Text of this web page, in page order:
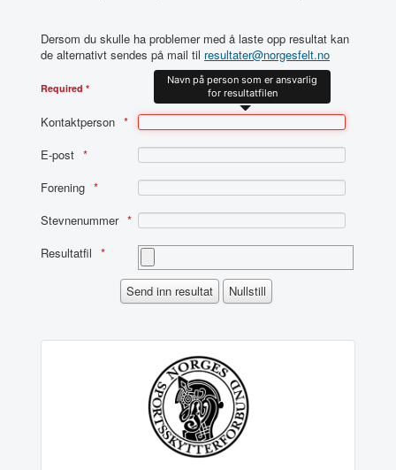
Dersom du skulle ha problemer med å laste opp resultat kan
de alternativt sendes på mail til resultater@norgesfelt.no
Required *
Kontaktperson
E-post
Forening
Stevnenummer
Resultatfil
Navn på person som er ansvarlig
for resultatfilen